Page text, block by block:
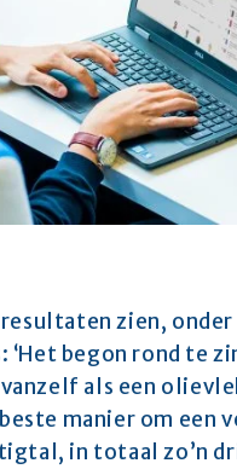
zien,
begon rond te
als een
manier om een
in totaal zo’n